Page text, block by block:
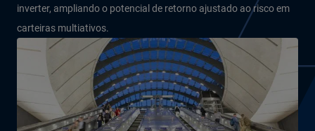
inverter, ampliando o potencial de retorno ajustado ao risco em
carteiras multiativos.